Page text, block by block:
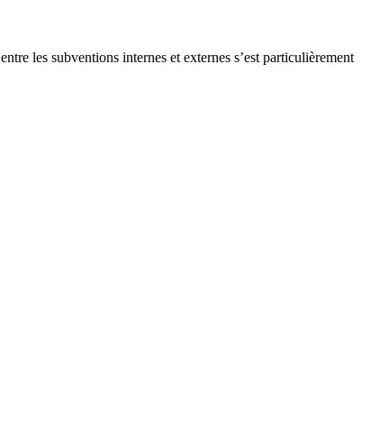
les subventions internes et externes s’est particulièrement